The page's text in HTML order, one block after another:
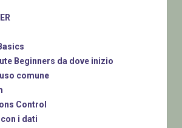
Beginners da dove inizio
comune
Control
i dati